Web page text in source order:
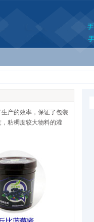
产的效率，保证了包装
粘稠度较大物料的灌